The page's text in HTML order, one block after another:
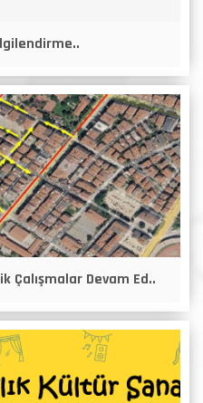
Çalışmalar Devam Ed..